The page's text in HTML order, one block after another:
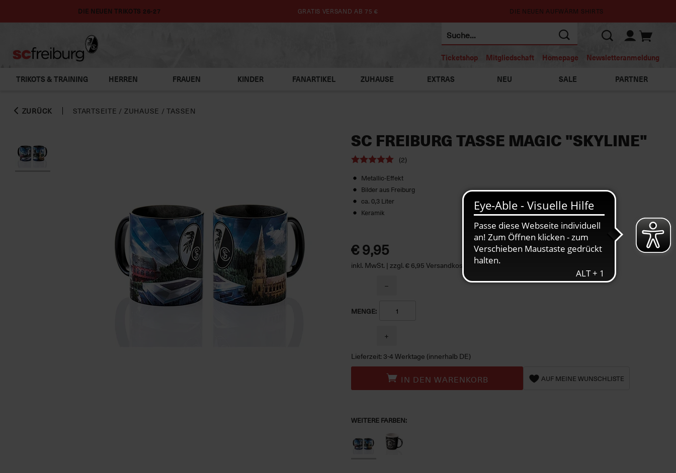
DIE NEUEN TRIKOTS 26-27 GRATIS VERSAND AB 75 € DIE NEUEN AUFWÄRM SHIRTS
Ticketshop Mitgliedschaft Homepage Newsletteranmeldung
TRIKOTS & TRAINING HERREN FRAUEN KINDER FANARTIKEL ZUHAUSE EXTRAS NEU SALE PARTNER
ZURÜCK STARTSEITE / ZUHAUSE /TASSEN
SC FREIBURG TASSE MAGIC "SKYLINE"
(2)
Metallic-Effekt
Bilder aus Freiburg
ca. 0,3 Liter
Keramik
€ 9,95
inkl. MwSt. | zzgl. € 6,95 Versandkosten
MENGE:
−
+
Lieferzeit: 3-4 Werktage (innerhalb DE)
IN DEN WARENKORB AUF MEINE WUNSCHLISTE
WEITERE FARBEN: